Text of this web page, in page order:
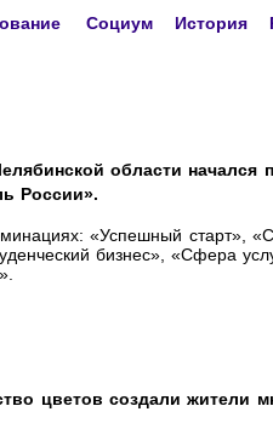
Социум История
области начался
России».
«Успешный старт»,
бизнес», «Сфера
цветов создали жители